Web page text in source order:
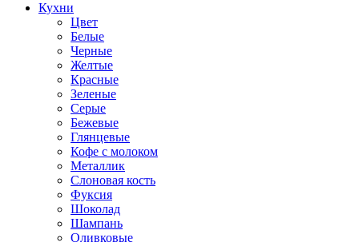
Кухни
Цвет
Белые
Черные
Желтые
Красные
Зеленые
Серые
Бежевые
Глянцевые
Кофе с молоком
Металлик
Слоновая кость
Фуксия
Шоколад
Шампань
Оливковые